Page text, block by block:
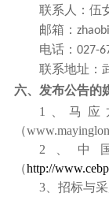
联系人：伍
邮箱：
电话： 027-
联系地址：
六、发布公告的
1
、马应
（
2 、中
（http://
3、招标与